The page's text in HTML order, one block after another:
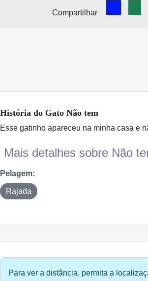
Compartilhar
História do Gato Não tem
Esse gatinho apareceu na minha casa e
Mais detalhes sobre Não
Pelagem:
Rajada
Para ver a distância, permita a